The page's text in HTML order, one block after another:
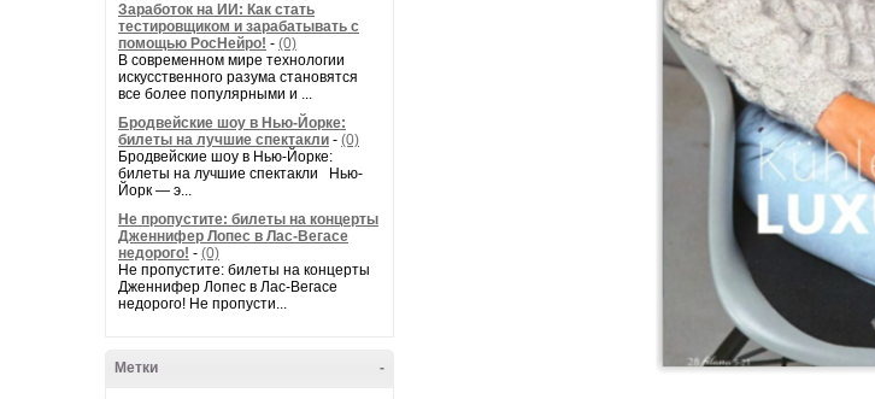
Заработок на ИИ: Как стать
тестировщиком и зарабатывать с
помощью РосНейро! - (0)
В современном мире технологии
искусственного разума становятся
все более популярными и ...
Бродвейские шоу в Нью-Йорке:
билеты на лучшие спектакли - (0)
Бродвейские шоу в Нью-Йорке:
билеты на лучшие спектакли Нью-
Йорк — э...
Не пропустите: билеты на концерты
Дженнифер Лопес в Лас-Вегасе
недорого! - (0)
Не пропустите: билеты на концерты
Дженнифер Лопес в Лас-Вегасе
недорого! Не пропусти...
-
Метки